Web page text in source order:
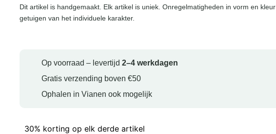
Dit artikel is handgemaakt. Elk artikel is uniek. Onregelmatigheden in vorm en kleur
getuigen van het individuele karakter.
Op voorraad – levertijd 2–4 werkdagen
Gratis verzending boven €50
Ophalen in Vianen ook mogelijk
30% korting op elk derde artikel